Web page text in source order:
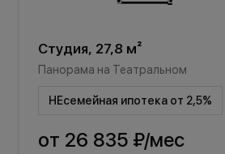
Студия, 27,8 м²
Панорама на Театральном
НЕсемейная ипотека от 2,5%
от 26 835 ₽/мес